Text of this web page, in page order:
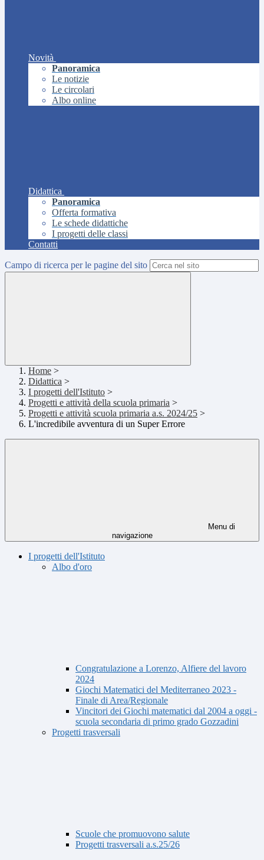
Novità
Panoramica
Le notizie
Le circolari
Albo online
Didattica
Panoramica
Offerta formativa
Le schede didattiche
I progetti delle classi
Contatti
Campo di ricerca per le pagine del sito
Home >
Didattica >
I progetti dell'Istituto >
Progetti e attività della scuola primaria >
Progetti e attività scuola primaria a.s. 2024/25 >
L'incredibile avventura di un Super Errore
Menu di
navigazione
I progetti dell'Istituto
Albo d'oro
Congratulazione a Lorenzo, Alfiere del lavoro
2024
Giochi Matematici del Mediterraneo 2023 -
Finale di Area/Regionale
Vincitori dei Giochi matematici dal 2004 a oggi -
scuola secondaria di primo grado Gozzadini
Progetti trasversali
Scuole che promuovono salute
Progetti trasversali a.s.25/26